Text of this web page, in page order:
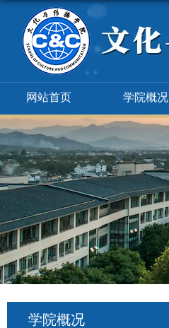
网站首页 学院概况
学院概况